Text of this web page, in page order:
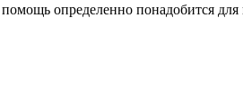
помощь определенно понадобится